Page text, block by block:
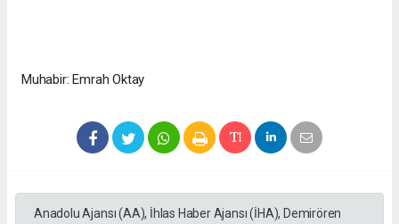
Muhabir: Emrah Oktay
Anadolu Ajansı (AA), İhlas Haber Ajansı (İHA), Demirören